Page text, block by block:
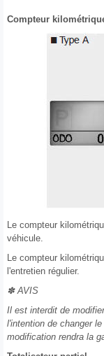
Compteur
Le compteur
véhicule.
Le compteur
l'entretien régulier.
✽ AVIS
Il est interdit de
l'intention de changer
modification rendra la